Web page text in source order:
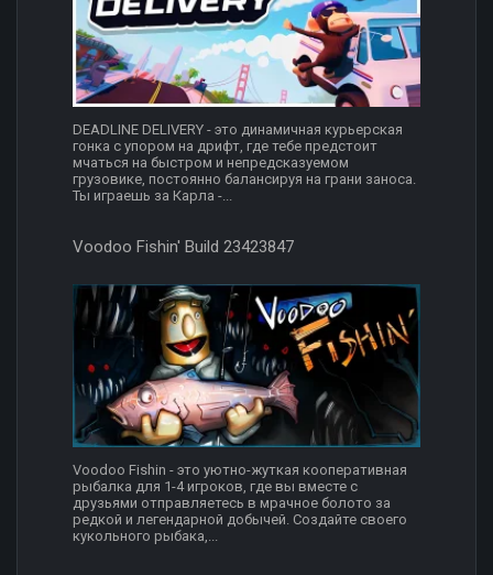
DEADLINE DELIVERY - это динамичная курьерская
гонка с упором на дрифт, где тебе предстоит
мчаться на быстром и непредсказуемом
грузовике, постоянно балансируя на грани заноса.
Ты играешь за Карла -...
Voodoo Fishin' Build 23423847
Voodoo Fishin - это уютно-жуткая кооперативная
рыбалка для 1-4 игроков, где вы вместе с
друзьями отправляетесь в мрачное болото за
редкой и легендарной добычей. Создайте своего
кукольного рыбака,...